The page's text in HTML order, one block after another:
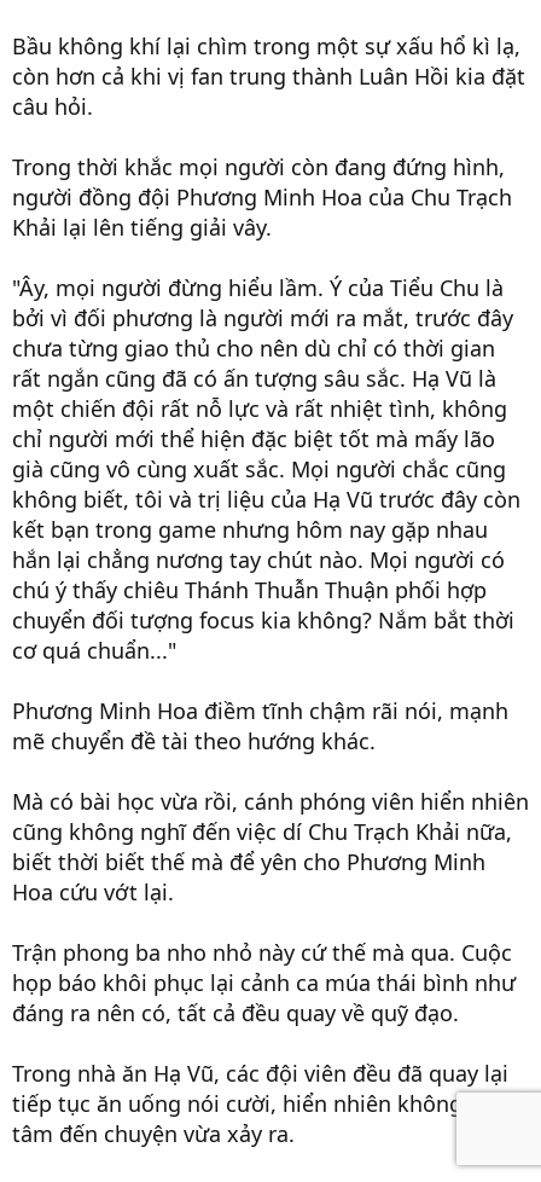
Bầu không khí lại chìm trong một sự xấu hổ kì lạ,
còn hơn cả khi vị fan trung thành Luân Hồi kia đặt
câu hỏi.
Trong thời khắc mọi người còn đang đứng hình,
người đồng đội Phương Minh Hoa của Chu Trạch
Khải lại lên tiếng giải vây.
"Ây, mọi người đừng hiểu lầm. Ý của Tiểu Chu là
bởi vì đối phương là người mới ra mắt, trước đây
chưa từng giao thủ cho nên dù chỉ có thời gian
rất ngắn cũng đã có ấn tượng sâu sắc. Hạ Vũ là
một chiến đội rất nỗ lực và rất nhiệt tình, không
chỉ người mới thể hiện đặc biệt tốt mà mấy lão
già cũng vô cùng xuất sắc. Mọi người chắc cũng
không biết, tôi và trị liệu của Hạ Vũ trước đây còn
kết bạn trong game nhưng hôm nay gặp nhau
hắn lại chẳng nương tay chút nào. Mọi người có
chú ý thấy chiêu Thánh Thuẫn Thuận phối hợp
chuyển đối tượng focus kia không? Nắm bắt thời
cơ quá chuẩn..."
Phương Minh Hoa điềm tĩnh chậm rãi nói, mạnh
mẽ chuyển đề tài theo hướng khác.
Mà có bài học vừa rồi, cánh phóng viên hiển nhiên
cũng không nghĩ đến việc dí Chu Trạch Khải nữa,
biết thời biết thế mà để yên cho Phương Minh
Hoa cứu vớt lại.
Trận phong ba nho nhỏ này cứ thế mà qua. Cuộc
họp báo khôi phục lại cảnh ca múa thái bình như
đáng ra nên có, tất cả đều quay về quỹ đạo.
Trong nhà ăn Hạ Vũ, các đội viên đều đã quay lại
tiếp tục ăn uống nói cười, hiển nhiên không hề để
tâm đến chuyện vừa xảy ra.